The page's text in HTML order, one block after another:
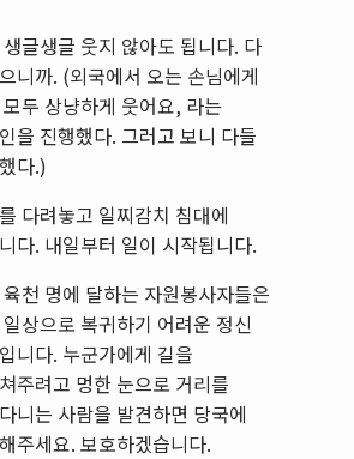
글생글 웃지 않아도 됩니다. 다
니까. (외국에서 오는 손님에게
두 상냥하게 웃어요, 라는
을 진행했다. 그러고 보니 다들
다.)
다려놓고 일찌감치 침대에
다. 내일부터 일이 시작됩니다.
천 명에 달하는 자원봉사자들은
상으로 복귀하기 어려운 정신
니다. 누군가에게 길을
주려고 멍한 눈으로 거리를
니는 사람을 발견하면 당국에
주세요. 보호하겠습니다.